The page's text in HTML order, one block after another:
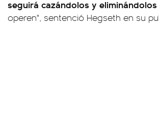
seguirá cazándolos y eliminándolos
operen", sentenció Hegseth en su